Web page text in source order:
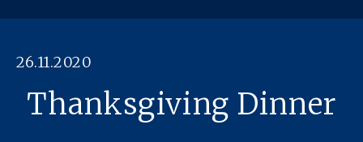
26.11.2020
Thanksgiving Dinner